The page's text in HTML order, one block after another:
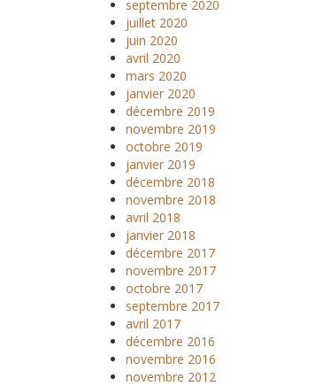
septembre 2020
juillet 2020
juin 2020
avril 2020
mars 2020
janvier 2020
décembre 2019
novembre 2019
octobre 2019
janvier 2019
décembre 2018
novembre 2018
avril 2018
janvier 2018
décembre 2017
novembre 2017
octobre 2017
septembre 2017
avril 2017
décembre 2016
novembre 2016
novembre 2012